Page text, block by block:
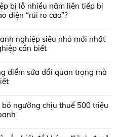
bị lỗ nhiều năm liên tiếp bị
diện “rủi ro cao”?
nghiệp siêu nhỏ mới nhất
cần biết
điểm sửa đổi quan trọng mà
ngưỡng chịu thuế 500 triệu